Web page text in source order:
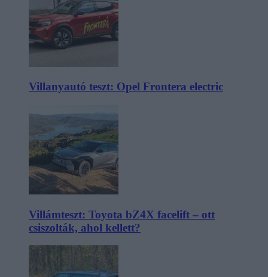
Villanyautó teszt: Opel Frontera electric
Villámteszt: Toyota bZ4X facelift – ott
csiszolták, ahol kellett?